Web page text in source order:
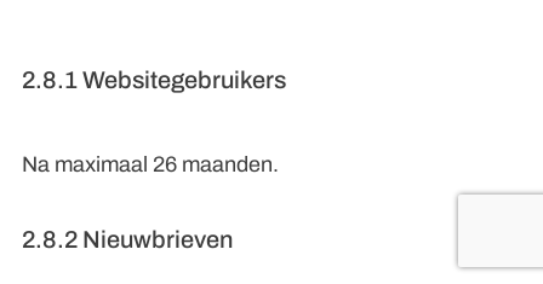
2.8.1 Websitegebruikers
Na maximaal 26 maanden.
2.8.2 Nieuwbrieven